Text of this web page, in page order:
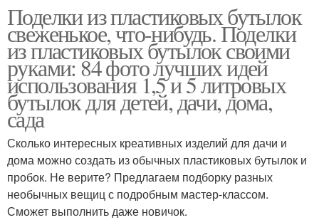
Поделки из пластиковых бутылок
свеженькое, что-нибудь. Поделки
из пластиковых бутылок своими
руками: 84 фото лучших идей
использования 1,5 и 5 литровых
бутылок для детей, дачи, дома,
сада
Сколько интересных креативных изделий для дачи и
дома можно создать из обычных пластиковых бутылок и
пробок. Не верите? Предлагаем подборку разных
необычных вещиц с подробным мастер-классом.
Сможет выполнить даже новичок.